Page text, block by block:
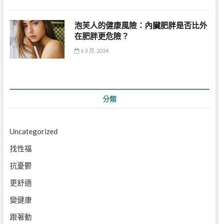
泡芙人的健康風險：內臟肥胖是否比外
在肥胖更危險？
6 3 月, 2024
分類
Uncategorized
找性福
抗憂鬱
更舒適
變健康
跟著動